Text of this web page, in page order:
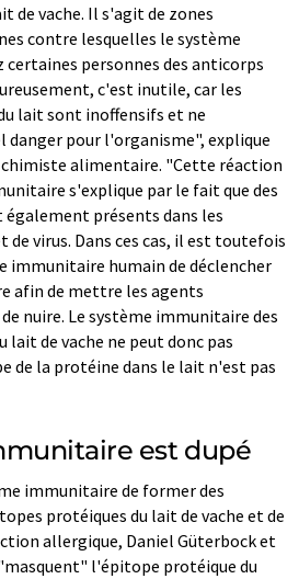
de vache. Il s'agit de zones
contre lesquelles le système
personnes des anticorps
c'est inutile, car les
lait sont inoffensifs et ne
danger pour l'organisme", explique
alimentaire. "Cette réaction
s'explique par le fait que des
présents dans les
de virus. Dans ces cas, il est toutefois
immunitaire humain de déclencher
afin de mettre les agents
nuire. Le système immunitaire des
lait de vache ne peut donc pas
de la protéine dans le lait n'est pas
est dupé
immunitaire de former des
protéiques du lait de vache et de
allergique, Daniel Güterbock et
l'épitope protéique du